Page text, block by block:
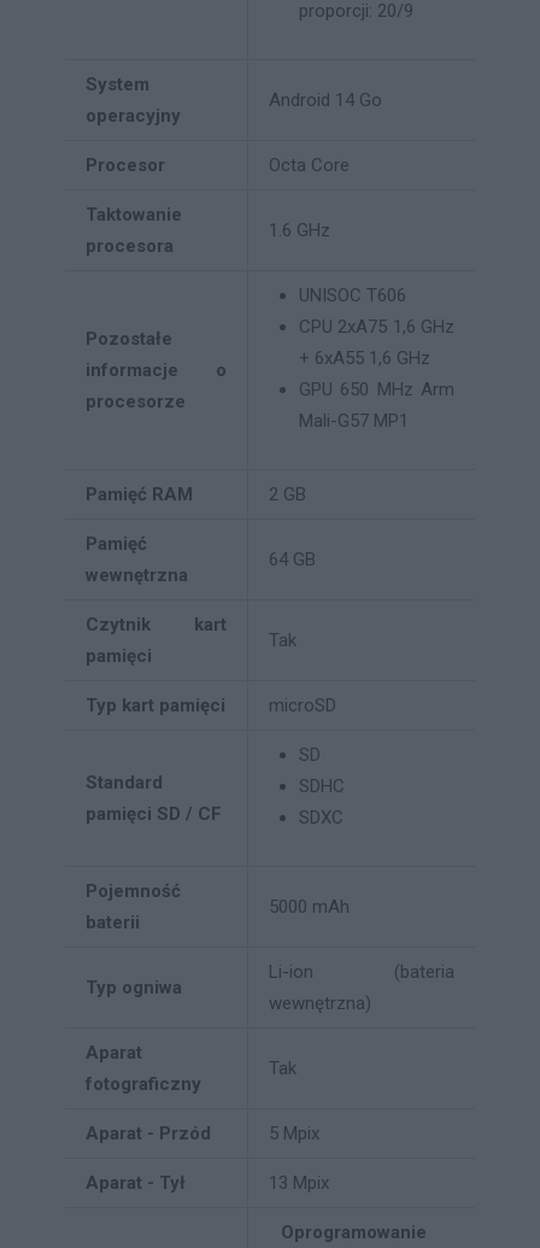
proporcji: 20/9
System
operacyjny
Android 14 Go
Procesor Octa Core
Taktowanie
procesora
1.6 GHz
Pozostałe
informacje o
procesorze
UNISOC T606
CPU 2xA75 1,6 GHz
+ 6xA55 1,6 GHz
GPU 650 MHz Arm
Mali-G57 MP1
Pamięć RAM 2 GB
Pamięć
wewnętrzna
64 GB
Czytnik kart
pamięci
Tak
Typ kart pamięci microSD
Standard
pamięci SD / CF
SD
SDHC
SDXC
Pojemność
baterii
5000 mAh
Typ ogniwa
Li-ion (bateria
wewnętrzna)
Aparat
fotograficzny
Tak
Aparat - Przód 5 Mpix
Aparat - Tył 13 Mpix
Oprogramowanie